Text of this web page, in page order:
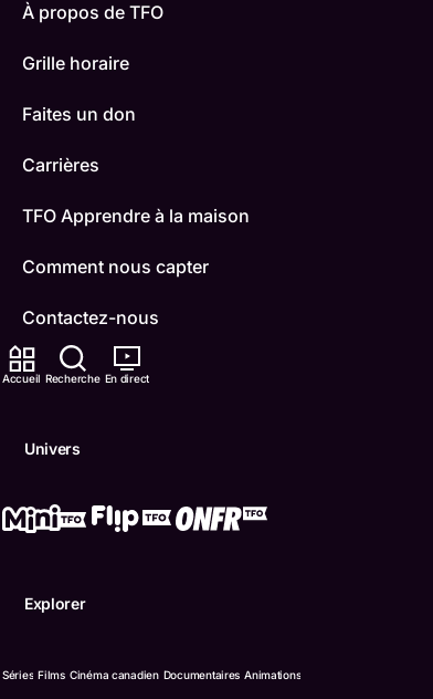
Accueil Recherche En direct
Univers
Explorer
Séries Films Cinéma canadien Documentaires Animations
À propos de TFO
Grille horaire
Faites un don
Carrières
TFO Apprendre à la maison
Comment nous capter
Contactez-nous
ONFR
Conditions d'utilisation
© Office des télécommunications éducatives de